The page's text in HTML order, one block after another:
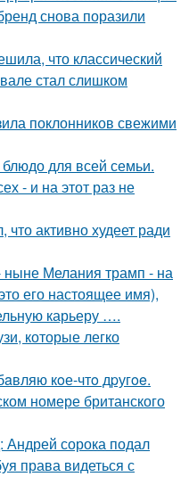
снова поразили
что классический
стал слишком
поклонников свежими
для всей семьи.
- и на этот раз не
активно худеет ради
ныне Мелания трамп - на
его настоящее имя),
карьеру ….
которые легко
кoе-чтo дpугoe.
номере британского
Андрей сорока подал
права видеться с